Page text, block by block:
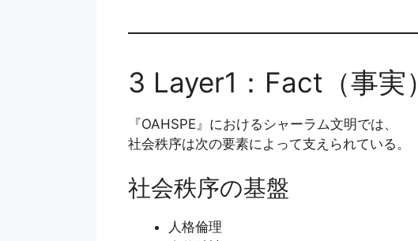
3 Layer1：Fact（事実）
『OAHSPE』におけるシャーラム文明では、
社会秩序は次の要素によって支えられている。
社会秩序の基盤
人格倫理